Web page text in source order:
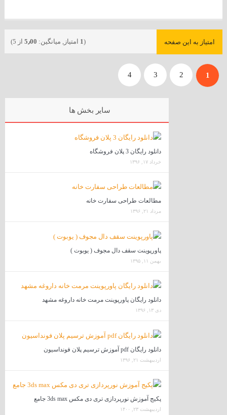
امتیاز به این صفحه (
1 امتیاز, میانگین: 5٫00 از 5)
1
2
3
4
سایر بخش ها
دانلود رایگان 3 پلان فروشگاه
خرداد ۱۷, ۱۳۹۶
مطالعات طراحی سفارت خانه
مرداد ۲۱, ۱۳۹۶
پاورپوینت سقف دال مجوف ( یوبوت )
بهمن ۱۱, ۱۳۹۵
دانلود رایگان پاورپوینت مرمت خانه داروغه مشهد
دی ۱۳, ۱۳۹۶
دانلود رایگان pdf آموزش ترسیم پلان فونداسیون
اردیبهشت ۲۱, ۱۳۹۶
پکیج آموزش نورپردازی تری دی مکس 3ds max جامع
اردیبهشت ۲۳, ۱۴۰۰